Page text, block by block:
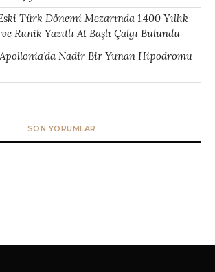
Türk Dönemi Mezarında 1.400 Yıllık
Runik Yazıtlı At Başlı Çalgı Bulundu
Nadir Bir Yunan Hipodromu
SON YORUMLAR